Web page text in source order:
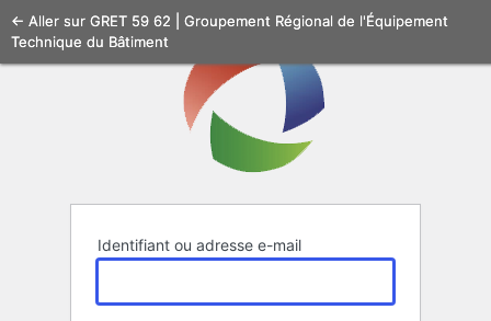
Se
connecter
Identifiant ou adresse e-mail
← Aller sur GRET 59 62 | Groupement Régional de l'Équipement
Technique du Bâtiment